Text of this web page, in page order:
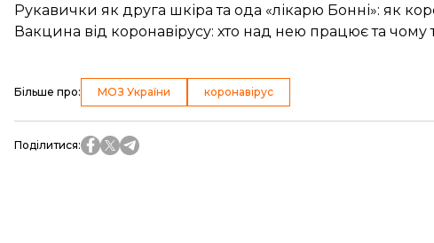
Рукавички як друга шкіра та ода «лікарю Бонні»: як
Вакцина від коронавірусу: хто над нею працює та чому
Більше про: МОЗ України коронавірус
Поділитися: